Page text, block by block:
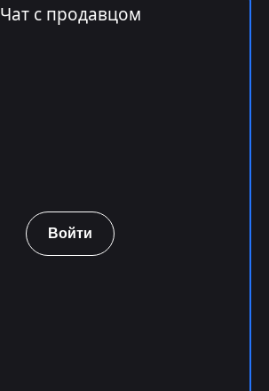
Чат с продавцом
Войти